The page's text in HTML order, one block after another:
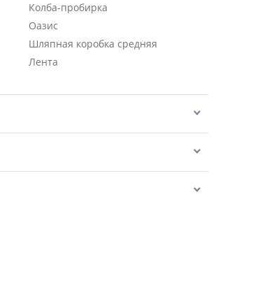
Колба-пробирка
Оазис
Шляпная коробка средняя
Лента